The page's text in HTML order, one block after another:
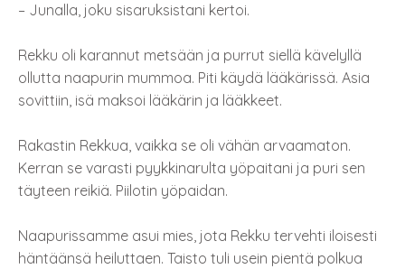
– Junalla, joku sisaruksistani kertoi.
Rekku oli karannut metsään ja purrut siellä kävelyllä
ollutta naapurin mummoa. Piti käydä lääkärissä. Asia
sovittiin, isä maksoi lääkärin ja lääkkeet.
Rakastin Rekkua, vaikka se oli vähän arvaamaton.
Kerran se varasti pyykkinarulta yöpaitani ja puri sen
täyteen reikiä. Piilotin yöpaidan.
Naapurissamme asui mies, jota Rekku tervehti iloisesti
häntäänsä heiluttaen. Taisto tuli usein pientä polkua